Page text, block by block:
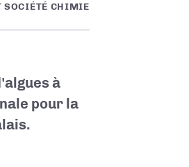
SOCIÉTÉ CHIMIE
à
pour la